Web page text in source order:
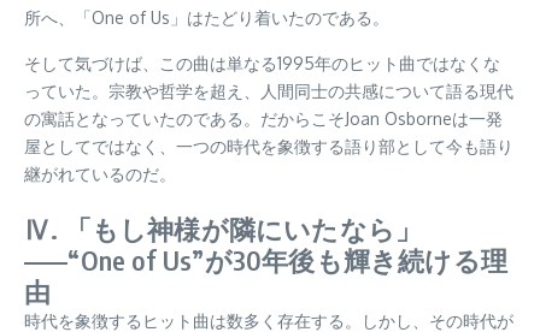
所へ、「One of Us」はたどり着いたのである。
そして気づけば、この曲は単なる1995年のヒット曲ではなくな
っていた。宗教や哲学を超え、人間同士の共感について語る現代
の寓話となっていたのである。だからこそJoan Osborneは一発
屋としてではなく、一つの時代を象徴する語り部として今も語り
継がれているのだ。
Ⅳ. 「もし神様が隣にいたなら」
——“One of Us”が30年後も輝き続ける理
由
時代を象徴するヒット曲は数多く存在する。しかし、その時代が